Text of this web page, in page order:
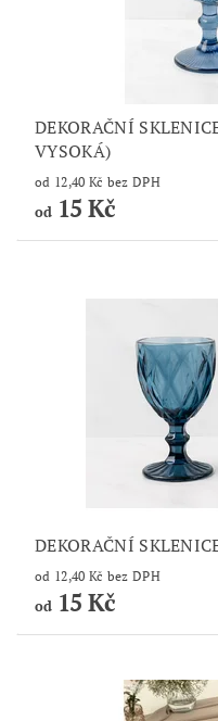
DEKORAČNÍ
VYSOKÁ)
od 12,40 Kč bez DPH
od15 Kč
DEKORAČNÍ
od 12,40 Kč bez DPH
od15 Kč